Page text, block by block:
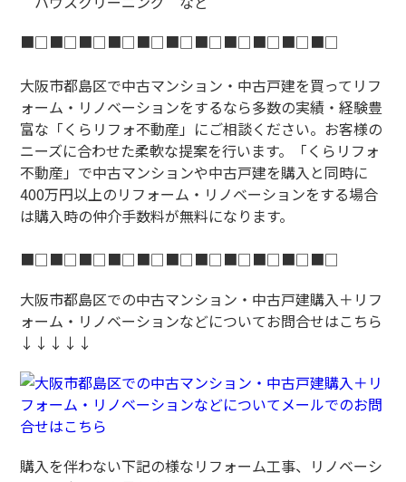
■□■□■□■□■□■□■□■□■□■□■□
大阪市都島区で中古マンション・中古戸建を買ってリフ
ォーム・リノベーションをするなら多数の実績・経験豊
富な「くらリフォ不動産」にご相談ください。お客様の
ニーズに合わせた柔軟な提案を行います。「くらリフォ
不動産」で中古マンションや中古戸建を購入と同時に
400万円以上のリフォーム・リノベーションをする場合
は購入時の仲介手数料が無料になります。
■□■□■□■□■□■□■□■□■□■□■□
大阪市都島区での中古マンション・中古戸建購入＋リフ
ォーム・リノベーションなどについてお問合せはこちら
↓↓↓↓↓
購入を伴わない下記の様なリフォーム工事、リノベーシ